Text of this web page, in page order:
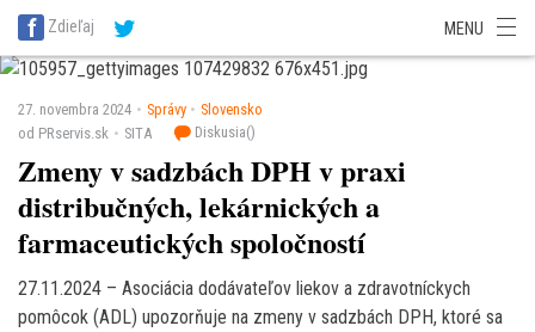
SITA Energetika
SITA Potravinárstvo
Zdieľaj MENU
27. novembra 2024 Správy
Slovensko
od PRservis.sk
SITA Diskusia()
Zmeny v sadzbách DPH v praxi
distribučných, lekárnických a
farmaceutických spoločností
27.11.2024 – Asociácia dodávateľov liekov a zdravotníckych
pomôcok (ADL) upozorňuje na zmeny v sadzbách DPH, ktoré sa